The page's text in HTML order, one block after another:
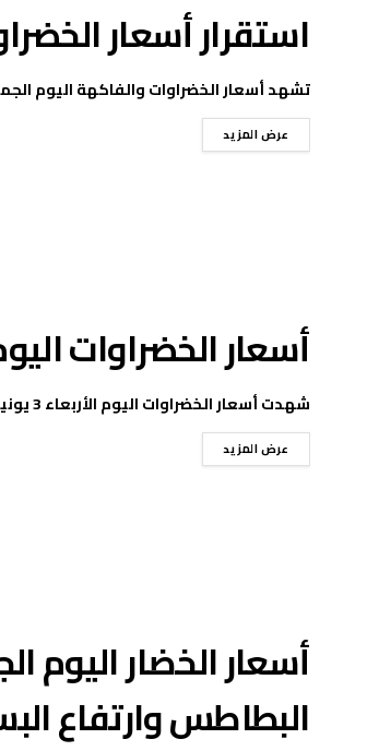
استقرار أسعار
تشهد أسعار الخضراوات والفاكهة اليوم الجمعة 19 يونيو 2026 حالة من التباين في سوق العبور
عرض المزيد
أسعار الخضراوات اليوم
شهدت أسعار الخضراوات اليوم الأربعاء 3 يونيو 2026 حالة من الاستقرار في سوق العبور للجملة، مع ...
عرض المزيد
البطاطس وارتفاع